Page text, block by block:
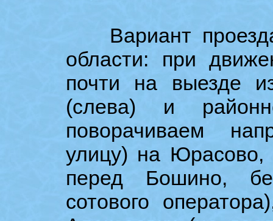
Вариант проезда
области: при
почти на выезде
(слева) и
поворачиваем
улицу) на Юрасово,
перед Бошино,
сотового